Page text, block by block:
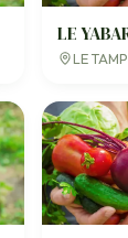
LE
LE